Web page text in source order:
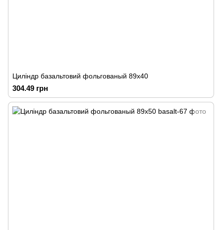
Циліндр базальтовий фольгованый 89х40
304.49 грн